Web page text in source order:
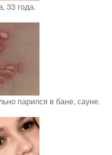
33 года.
парился в бане, сауне.